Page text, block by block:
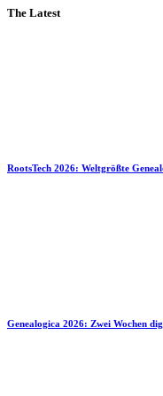
The Latest
RootsTech 2026: Weltgrößte
Genealogica 2026: Zwei Wochen